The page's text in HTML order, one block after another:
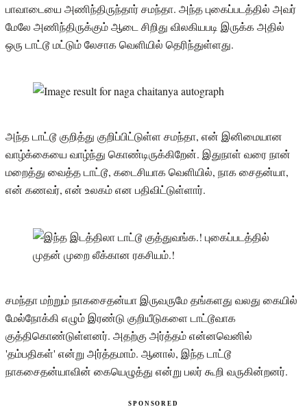
பாவாடையை அணிந்திருந்தார் சமந்தா. அந்த புகைப்படத்தில் அவர்
மேலே அணிந்திருக்கும் ஆடை சிறிது விலகியபடி இருக்க அதில்
ஒரு டாட்டூ மட்டும் லேசாக வெளியில் தெரிந்துள்ளது.
அந்த டாட்டூ குறித்து குறிப்பிட்டுள்ள சமந்தா, என் இனிமையான
வாழ்க்கையை வாழ்ந்து கொண்டிருக்கிறேன். இதுநாள் வரை நான்
மறைத்து வைத்த டாட்டூ, கடைசியாக வெளியில், நாக சைதன்யா,
என் கணவர், என் உலகம் என பதிவிட்டுள்ளார்.
சமந்தா மற்றும் நாகசைதன்யா இருவருமே தங்களது வலது கையில்
மேல்நோக்கி எழும் இரண்டு குறியீடுகளை டாட்டூவாக
குத்திகொண்டுள்ளனர். அதற்கு அர்த்தம் என்னவெனில்
'தம்பதிகள்' என்று அர்த்தமாம். ஆனால், இந்த டாட்டூ
நாகசைதன்யாவின் கையெழுத்து என்று பலர் கூறி வருகின்றனர்.